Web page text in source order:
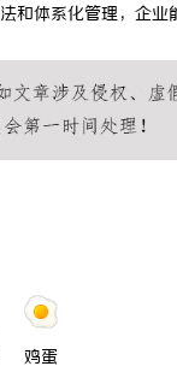
和体系化管理，企业
鸡蛋
究竟藏着 激光切管